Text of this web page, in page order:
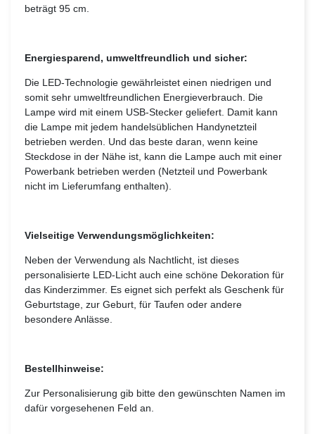
beträgt 95 cm.
Energiesparend, umweltfreundlich und sicher:
Die LED-Technologie gewährleistet einen niedrigen und
somit sehr umweltfreundlichen Energieverbrauch. Die
Lampe wird mit einem USB-Stecker geliefert. Damit kann
die Lampe mit jedem handelsüblichen Handynetzteil
betrieben werden. Und das beste daran, wenn keine
Steckdose in der Nähe ist, kann die Lampe auch mit einer
Powerbank betrieben werden (Netzteil und Powerbank
nicht im Lieferumfang enthalten).
Vielseitige Verwendungsmöglichkeiten:
Neben der Verwendung als Nachtlicht, ist dieses
personalisierte LED-Licht auch eine schöne Dekoration für
das Kinderzimmer. Es eignet sich perfekt als Geschenk für
Geburtstage, zur Geburt, für Taufen oder andere
besondere Anlässe.
Bestellhinweise:
Zur Personalisierung gib bitte den gewünschten Namen im
dafür vorgesehenen Feld an.